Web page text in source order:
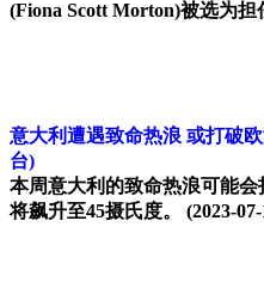
(Fiona Scott Morton)被选为担
意大利遭遇致命热浪 或打破
台)
本周意大利的致命热浪可能
将飙升至45摄氏度。 (2023-